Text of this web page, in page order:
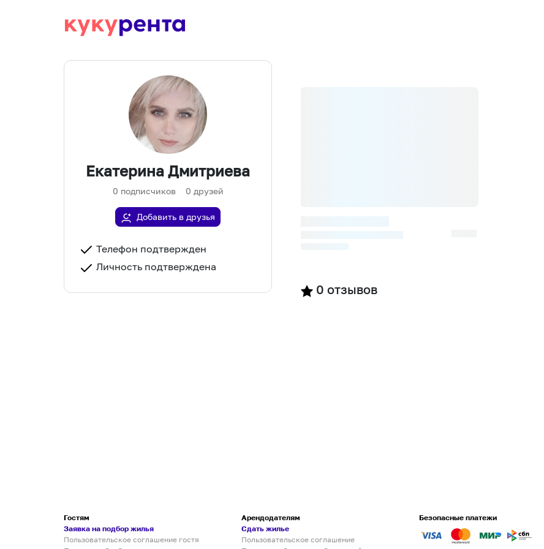
Екатерина Дмитриева
0 подписчиков 0 друзей
Добавить в друзья
Телефон подтвержден
Личность подтверждена
0 отзывов
Гостям
Заявка на подбор жилья
Пользовательское соглашение гостя
Арендодателям
Сдать жилье
Пользовательское соглашение
Безопасные платежи